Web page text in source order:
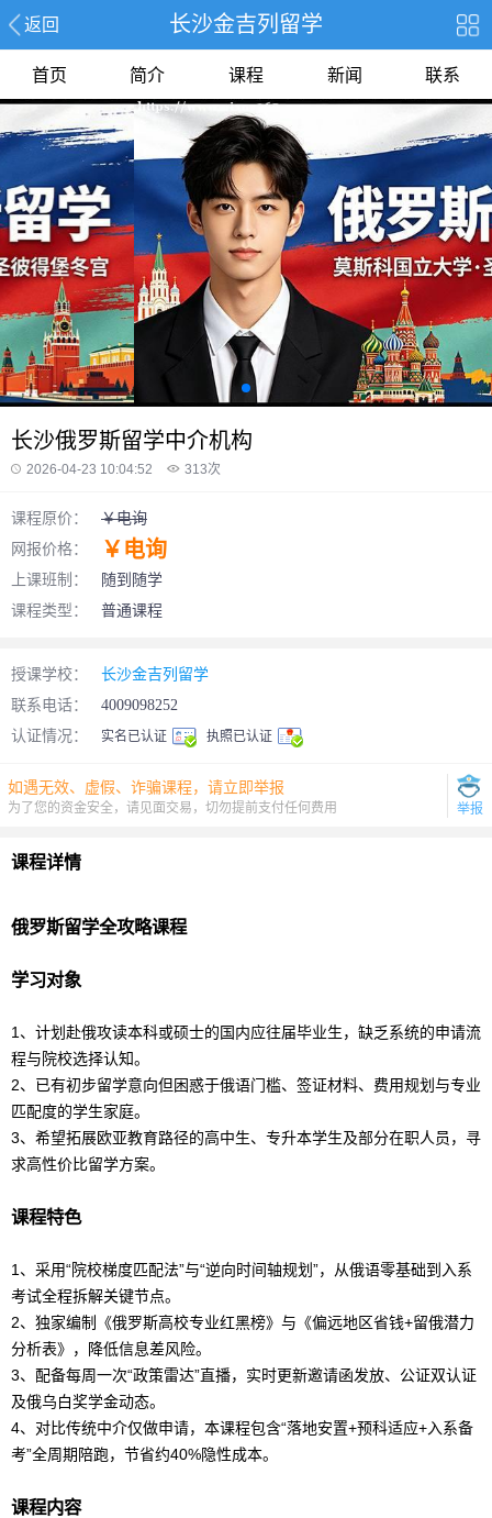
返回 长沙金吉列留学
首页 简介 课程 新闻 联系
长沙俄罗斯留学中介机构
2026-04-23 10:04:52 313次
课程原价：
￥电询
网报价格：
￥电询
上课班制：
随到随学
课程类型：
普通课程
授课学校：
长沙金吉列留学
联系电话：
4009098252
认证情况：
实名已认证 执照已认证
如遇无效、虚假、诈骗课程，请立即举报
为了您的资金安全，请见面交易，切勿提前支付任何费用 举报
课程详情
俄罗斯留学全攻略课程
学习对象
1、计划赴俄攻读本科或硕士的国内应往届毕业生，缺乏系统的申请流
程与院校选择认知。
2、已有初步留学意向但困惑于俄语门槛、签证材料、费用规划与专业
匹配度的学生家庭。
3、希望拓展欧亚教育路径的高中生、专升本学生及部分在职人员，寻
求高性价比留学方案。
课程特色
1、采用“院校梯度匹配法”与“逆向时间轴规划”，从俄语零基础到入系
考试全程拆解关键节点。
2、独家编制《俄罗斯高校专业红黑榜》与《偏远地区省钱+留俄潜力
分析表》，降低信息差风险。
3、配备每周一次“政策雷达”直播，实时更新邀请函发放、公证双认证
及俄乌白奖学金动态。
4、对比传统中介仅做申请，本课程包含“落地安置+预科适应+入系备
考”全周期陪跑，节省约40%隐性成本。
课程内容